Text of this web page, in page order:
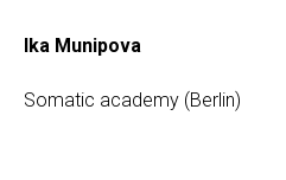
Ika Munipova
Somatic academy (Berlin)